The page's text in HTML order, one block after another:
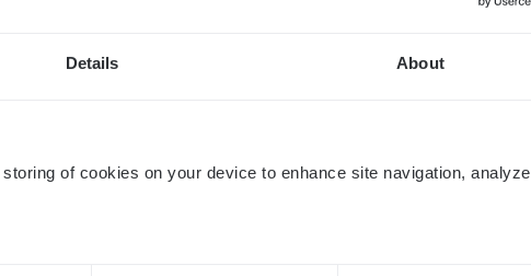
Details About
of cookies on your device to enhance site navigation, analyze